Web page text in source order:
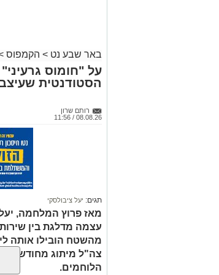
רותם שרון
עצמה מדלגת בין
מהשטח הובילו אותה
צה"ל מיתוג מחודש,
הלוחמים.